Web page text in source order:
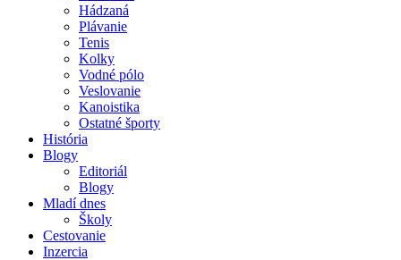
Hádzaná
Plávanie
Tenis
Kolky
Vodné pólo
Veslovanie
Kanoistika
Ostatné športy
História
Blogy
Editoriál
Blogy
Mladí dnes
Školy
Cestovanie
Inzercia